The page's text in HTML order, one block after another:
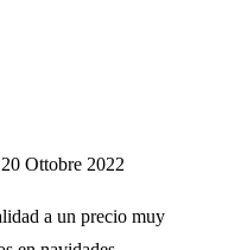
20 Ottobre 2022
a un precio muy